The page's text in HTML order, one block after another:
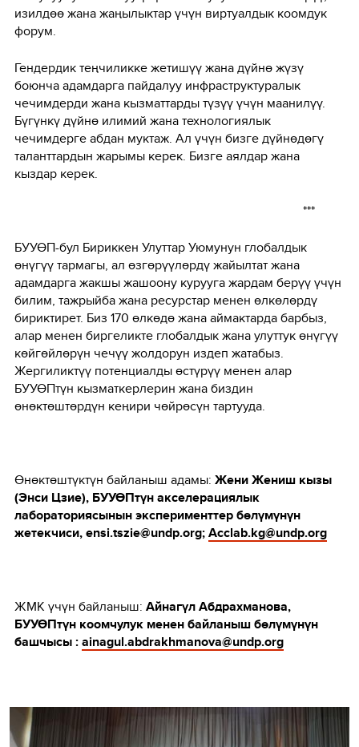
изилдөө жана жаңылыктар үчүн виртуалдык коомдук
форум.
Гендердик теңчиликке жетишүү жана дүйнө жүзү
боюнча адамдарга пайдалуу инфраструктуралык
чечимдерди жана кызматтарды түзүү үчүн маанилүү.
Бүгүнкү дүйнө илимий жана технологиялык
чечимдерге абдан муктаж. Ал үчүн бизге дүйнөдөгү
таланттардын жарымы керек. Бизге аялдар жана
кыздар керек.
***
БУУӨП-бул Бириккен Улуттар Уюмунун глобалдык
өнүгүү тармагы, ал өзгөрүүлөрдү жайылтат жана
адамдарга жакшы жашоону курууга жардам берүү үчүн
билим, тажрыйба жана ресурстар менен өлкөлөрдү
бириктирет. Биз 170 өлкөдө жана аймактарда барбыз,
алар менен биргеликте глобалдык жана улуттук өнүгүү
көйгөйлөрүн чечүү жолдорун издеп жатабыз.
Жергиликтүү потенциалды өстүрүү менен алар
БУУӨПтүн кызматкерлерин жана биздин
өнөктөштөрдүн кеңири чөйрөсүн тартууда.
Өнөктөштүктүн байланыш адамы: Жени Жениш кызы
(Энси Цзие), БУУӨПтүн акселерациялык
лабораториясынын эксперименттер бөлүмүнүн
жетекчиси, ensi.tszie@undp.org;Acclab.kg@undp.org
ЖМК үчүн байланыш: Айнагүл Абдрахманова,
БУУӨПтүн коомчулук менен байланыш бөлүмүнүн
башчысы :ainagul.abdrakhmanova@undp.org